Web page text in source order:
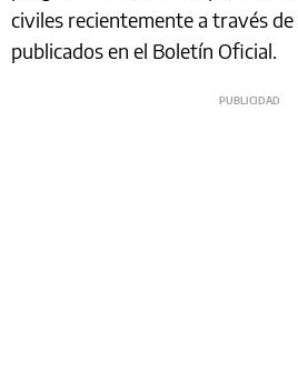
civiles recientemente a través
publicados en el Boletín Oficial.